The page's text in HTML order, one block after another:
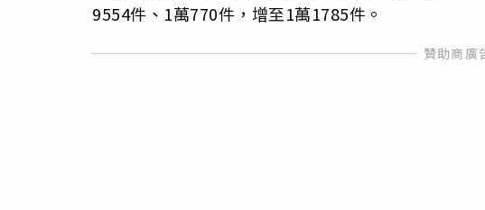
9554件、1萬770件，增至1萬1785件。